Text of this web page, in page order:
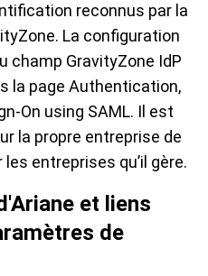
reconnus par la
La configuration
champ GravityZone IdP
la page Authentication,
On using SAML. Il est
la propre entreprise de
entreprises qu’il gère.
et liens
de